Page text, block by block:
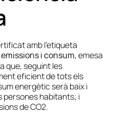
amb l’etiqueta
i consum, emesa
que, seguint les
eficient de tots els
energètic serà baix i
persones habitants; i
de CO2.